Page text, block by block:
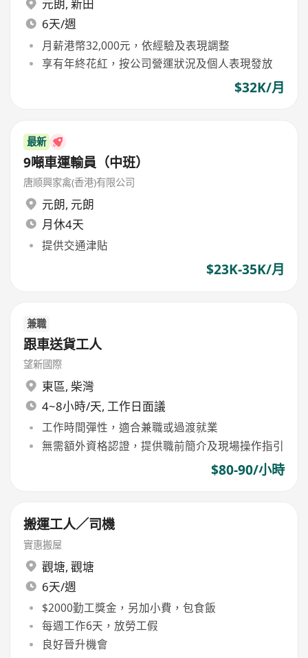
元朗, 新田
6天/週
月薪港幣32,000元，依經驗及表現調整
享有年終花紅，按公司營運狀況及個人表現發放
$32K/月
最新
9噸車運輸員（中班）
唐顺興家禽(香港)有限公司
元朗, 元朗
月休4天
提供交通津貼
$23K-35K/月
兼職
跟車送貨工人
望新國際
東區, 柴灣
4~8小時/天, 工作日面議
工作時間彈性，適合兼職或過渡就業
無需額外資格認證，提供職前簡介及現場操作指引
$80-90/小時
搬運工人／司機
實惠搬屋
觀塘, 觀塘
6天/週
$2000勤工獎金，另加小費，包食飯
每週工作6天，放勞工假
良好晉升機會